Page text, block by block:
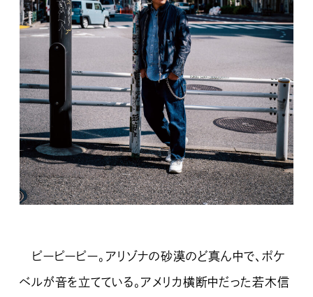
ピーピーピー。アリゾナの砂漠のど真ん中で、ポケ
ベルが音を立てている。アメリカ横断中だった若木信